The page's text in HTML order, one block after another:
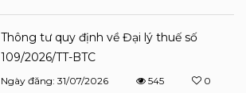
Thông tư quy định về Đại lý thuế số
109/2026/TT-BTC
Ngày đăng: 31/07/2026 545 0